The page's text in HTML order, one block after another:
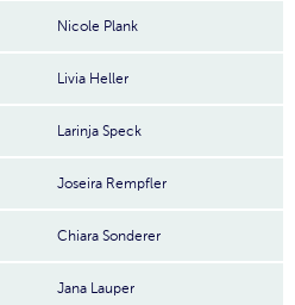
Nicole Plank
Livia Heller
Larinja Speck
Joseira Rempfler
Chiara Sonderer
Jana Lauper